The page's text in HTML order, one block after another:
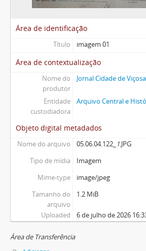
Área de identificação
Título imagem 01
Área de contextualização
Nome do
produtor
Jornal Cidade de Viçosa
Entidade
custodiadora
Arquivo Central e
Objeto digital metadados
Nome do arquivo 05.06.04.122_ 1.JPG
Tipo de mídia
Imagem
Mime-type
image/jpeg
Tamanho do
arquivo
1.2 MiB
Uploaded 6 de julho de 2026
Área de Transferência